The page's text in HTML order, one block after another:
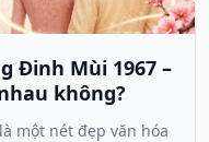
Đinh Mùi 1967 –
không?
một nét đẹp văn hóa